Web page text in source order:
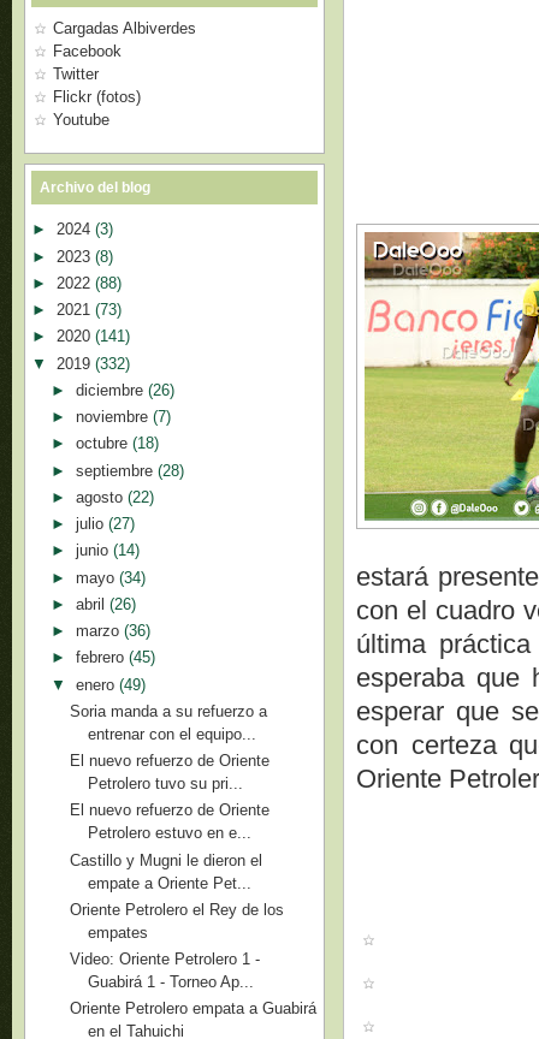
estará
con el cuadro
última
esperaba que
esperar que
con certeza
Oriente
Cargadas Albiverdes
Facebook
Twitter
Flickr (fotos)
Youtube
Archivo del blog
► 2024 (3)
► 2023 (8)
► 2022 (88)
► 2021 (73)
► 2020 (141)
▼ 2019 (332)
► diciembre (26)
► noviembre (7)
► octubre (18)
► septiembre (28)
► agosto (22)
► julio (27)
► junio (14)
► mayo (34)
► abril (26)
► marzo (36)
► febrero (45)
▼ enero (49)
Soria manda a su refuerzo a
entrenar con el equipo...
El nuevo refuerzo de Oriente
Petrolero tuvo su pri...
El nuevo refuerzo de Oriente
Petrolero estuvo en e...
Castillo y Mugni le dieron el
empate a Oriente Pet...
Oriente Petrolero el Rey de los
empates
Video: Oriente Petrolero 1 -
Guabirá 1 - Torneo Ap...
Oriente Petrolero empata a Guabirá
en el Tahuichi